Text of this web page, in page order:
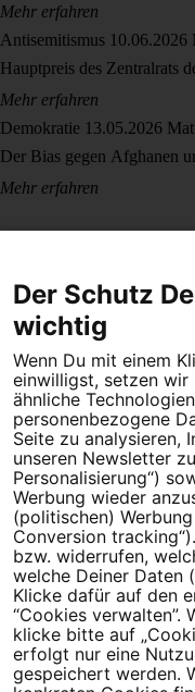
Mehr erfahren
Antisemitismus 10.06.2026
Hauptpreis des Zentralrats
Mehr erfahren
Demokratie 13.05.2026
Der Bias gegen Afghanen
Mehr erfahren
Dein Engagement macht
Millionen Menschen an.
Newsletter bestellen
Campact e.V.
IBAN DE95 2‍5‍1‍2 0‍5‍1‍0
SozialBank
Direkt online spenden
NewsletterHilfe und
Der Schutz
wichtig
Wenn Du mit einem
einwilligst, setzen
ähnliche
personenbezogene
Seite zu analysieren,
unseren Newsletter
Personalisierung“)
Werbung wieder
(politischen)
Conversion
bzw. widerrufen,
welche Deiner Daten
Klicke dafür auf den
“Cookies verwalten”.
klicke bitte auf
erfolgt nur eine
gespeichert werden.